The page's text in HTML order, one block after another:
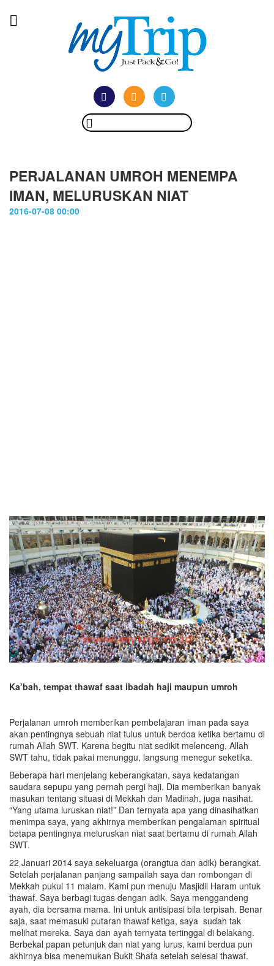
PERJALANAN UMROH MENEMPA
IMAN, MELURUSKAN NIAT
2016-07-08 00:00
Ka’bah, tempat thawaf saat ibadah haji maupun umroh
Perjalanan umroh memberikan pembelajaran iman pada saya
akan pentingnya sebuah niat tulus untuk berdoa ketika bertamu di
rumah Allah SWT. Karena begitu niat sedikit melenceng, Allah
SWT tahu, tidak pakai menunggu, langsung menegur seketika.
Beberapa hari menjelang keberangkatan, saya kedatangan
saudara sepupu yang pernah pergi haji. Dia memberikan banyak
masukan tentang situasi di Mekkah dan Madinah, juga nasihat.
“Yang utama luruskan niat!” Dan ternyata apa yang dinasihatkan
menimpa saya, yang akhirnya memberikan pengalaman spiritual
betapa pentingnya meluruskan niat saat bertamu di rumah Allah
SWT.
22 Januari 2014 saya sekeluarga (orangtua dan adik) berangkat.
Setelah perjalanan panjang sampailah saya dan rombongan di
Mekkah pukul 11 malam. Kami pun menuju Masjidil Haram untuk
thawaf. Saya berbagi tugas dengan adik. Saya menggandeng
ayah, dia bersama mama. Ini untuk antisipasi bila terpisah. Benar
saja, saat memasuki putaran thawaf ketiga, saya sudah tak
melihat mereka. Saya dan ayah ternyata tertinggal di belakang.
Berbekal papan petunjuk dan niat yang lurus, kami berdua pun
akhirnya bisa menemukan Bukit Shafa setelah selesai thawaf.